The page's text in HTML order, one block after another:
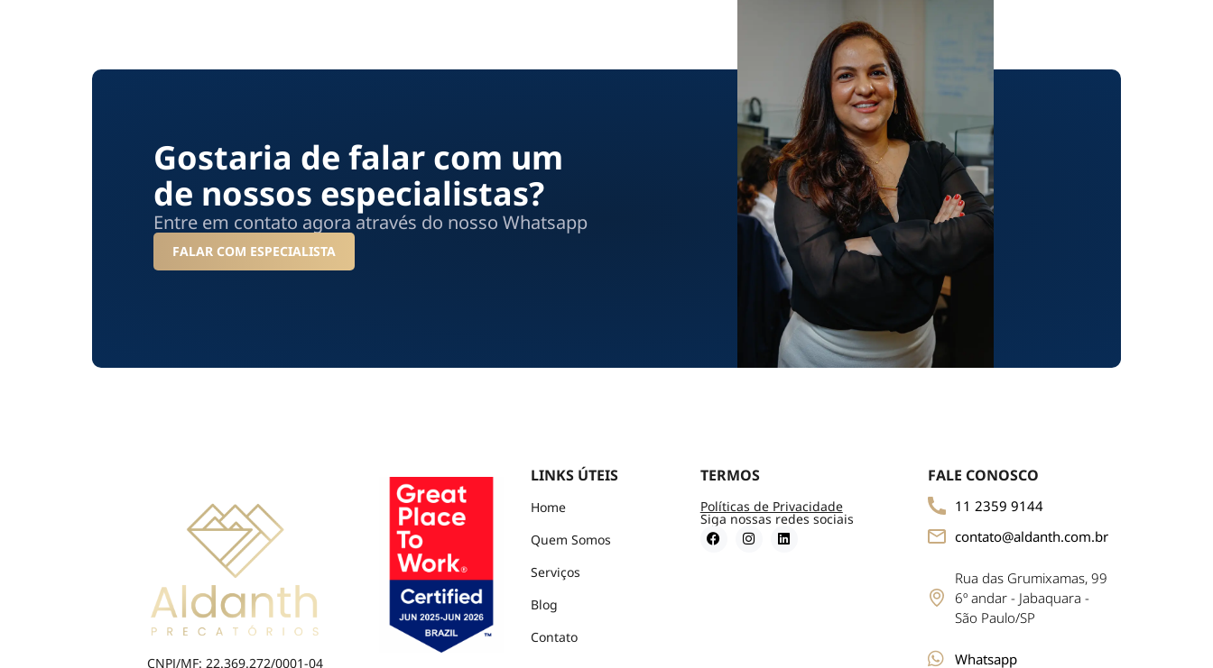
Gostaria de falar com um
de nossos especialistas?
Entre em contato agora através do nosso Whatsapp
FALAR COM ESPECIALISTA
CNPJ/MF: 22.369.272/0001-04
LINKS ÚTEIS
Home
Quem Somos
Serviços
Blog
Contato
TERMOS
Políticas de Privacidade
Siga nossas redes sociais
FALE CONOSCO
11 2359 9144
contato@aldanth.com.br
Rua das Grumixamas, 99
6º andar - Jabaquara -
São Paulo/SP
Whatsapp